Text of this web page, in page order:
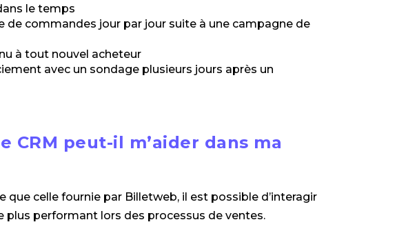
le temps
de commandes jour par jour suite à une campagne de
à tout nouvel acheteur
avec un sondage plusieurs jours après un
CRM peut-il m’aider dans ma
que celle fournie par Billetweb, il est possible d’interagir
plus performant lors des processus de ventes.